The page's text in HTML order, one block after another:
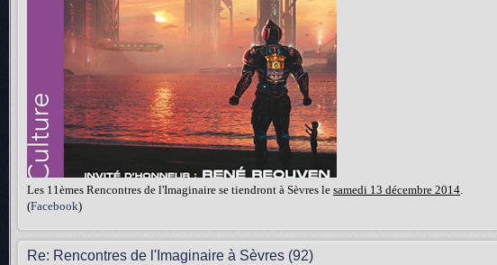
Les 11èmes Rencontres de l'Imaginaire se tiendront à Sèvres le samedi 13 décembre 2014.
(Facebook)
Re: Rencontres de l'Imaginaire à Sèvres (92)